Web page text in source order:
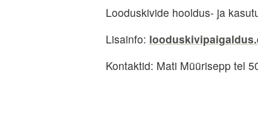
Looduskivide hooldus- ja
Lisainfo:
Kontaktid: Mati Müürisepp tel